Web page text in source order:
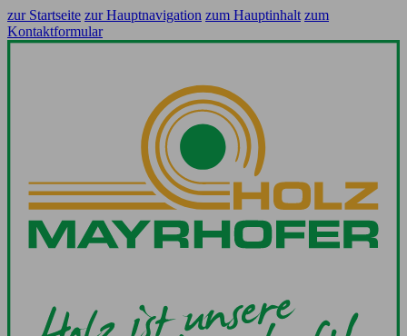
zur Startseite zur Hauptnavigation zum Hauptinhalt zum
Kontaktformular